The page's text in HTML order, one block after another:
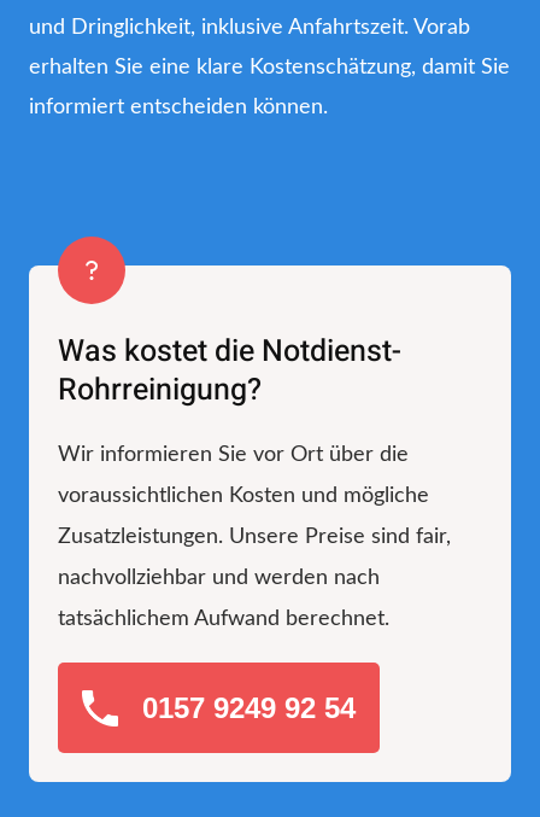
und Dringlichkeit, inklusive Anfahrtszeit. Vorab
erhalten Sie eine klare Kostenschätzung, damit Sie
informiert entscheiden können.
Was kostet die Notdienst-
Rohrreinigung?
Wir informieren Sie vor Ort über die
voraussichtlichen Kosten und mögliche
Zusatzleistungen. Unsere Preise sind fair,
nachvollziehbar und werden nach
tatsächlichem Aufwand berechnet.
0157 9249 92 54